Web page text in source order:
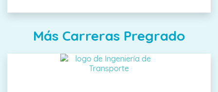
Más Carreras Pregrado